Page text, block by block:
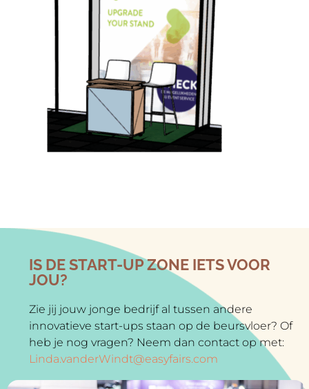
IS DE START-UP ZONE IETS VOOR
JOU?
Zie jij jouw jonge bedrijf al tussen andere
innovatieve start-ups staan op de beursvloer? Of
heb je nog vragen? Neem dan contact op met:
Linda.vanderWindt@easyfairs.com